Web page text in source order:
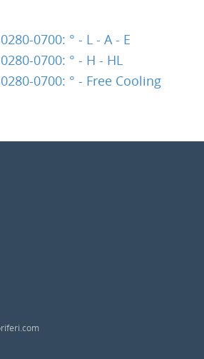
0700: ° - L - A - E
0700: ° - H - HL
0700: ° - Free Cooling